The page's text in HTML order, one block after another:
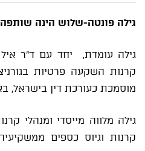
גילה פונטה-שלוש הינה
גילה עומדת, יחד עם ד"ר
קרנות השקעה פרטיות
מוסמכת כעורכת דין בישראל,
גילה מלווה מייסדי ומנהלי
קרנות וגיוס כספים